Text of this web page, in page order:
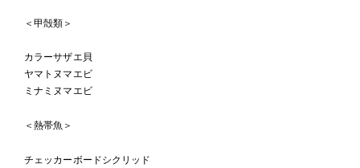
＜甲殻類＞
カラーサザエ貝
ヤマトヌマエビ
ミナミヌマエビ
＜熱帯魚＞
チェッカーボードシクリッド